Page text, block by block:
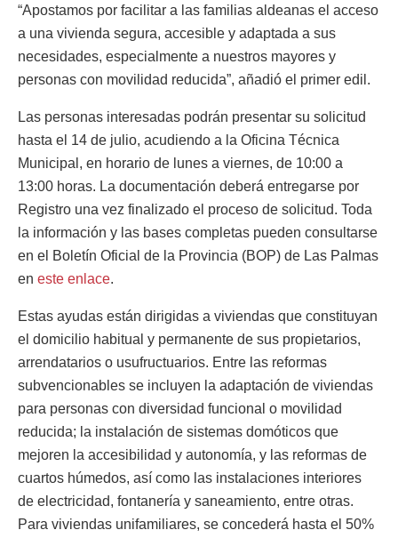
“Apostamos por facilitar a las familias aldeanas el acceso
a una vivienda segura, accesible y adaptada a sus
necesidades, especialmente a nuestros mayores y
personas con movilidad reducida”, añadió el primer edil.
Las personas interesadas podrán presentar su solicitud
hasta el 14 de julio, acudiendo a la Oficina Técnica
Municipal, en horario de lunes a viernes, de 10:00 a
13:00 horas. La documentación deberá entregarse por
Registro una vez finalizado el proceso de solicitud. Toda
la información y las bases completas pueden consultarse
en el Boletín Oficial de la Provincia (BOP) de Las Palmas
en este enlace.
Estas ayudas están dirigidas a viviendas que constituyan
el domicilio habitual y permanente de sus propietarios,
arrendatarios o usufructuarios. Entre las reformas
subvencionables se incluyen la adaptación de viviendas
para personas con diversidad funcional o movilidad
reducida; la instalación de sistemas domóticos que
mejoren la accesibilidad y autonomía, y las reformas de
cuartos húmedos, así como las instalaciones interiores
de electricidad, fontanería y saneamiento, entre otras.
Para viviendas unifamiliares, se concederá hasta el 50%